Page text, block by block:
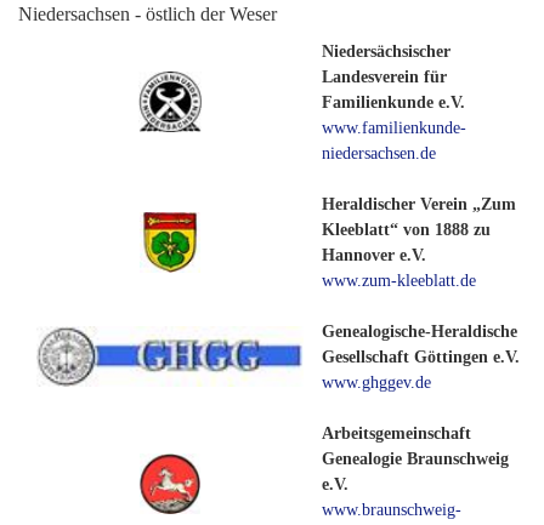
Niedersachsen - östlich der Weser
Niedersächsischer
Landesverein für
Familienkunde e.V.
www.familienkunde-
niedersachsen.de
Heraldischer Verein „Zum
Kleeblatt“ von 1888 zu
Hannover e.V.
www.zum-kleeblatt.de
Genealogische-Heraldische
Gesellschaft Göttingen e.V.
www.ghggev.de
Arbeitsgemeinschaft
Genealogie Braunschweig
e.V.
www.braunschweig-